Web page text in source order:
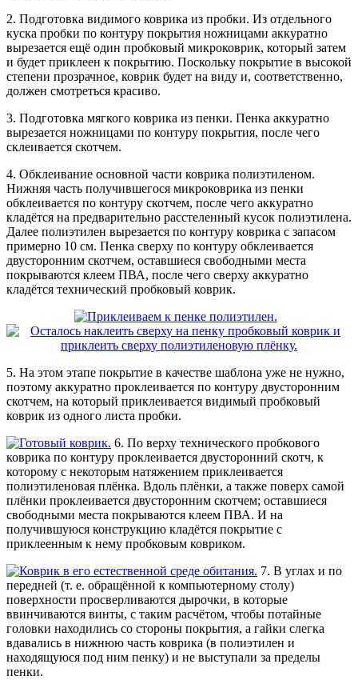
2. Подготовка видимого коврика из пробки. Из отдельного
куска пробки по контуру покрытия ножницами аккуратно
вырезается ещё один пробковый микроковрик, который затем
и будет приклеен к покрытию. Поскольку покрытие в высокой
степени прозрачное, коврик будет на виду и, соответственно,
должен смотреться красиво.
3. Подготовка мягкого коврика из пенки. Пенка аккуратно
вырезается ножницами по контуру покрытия, после чего
склеивается скотчем.
4. Обклеивание основной части коврика полиэтиленом.
Нижняя часть получившегося микроковрика из пенки
обклеивается по контуру скотчем, после чего аккуратно
кладётся на предварительно расстеленный кусок полиэтилена.
Далее полиэтилен вырезается по контуру коврика с запасом
примерно 10 см. Пенка сверху по контуру обклеивается
двусторонним скотчем, оставшиеся свободными места
покрываются клеем ПВА, после чего сверху аккуратно
кладётся технический пробковый коврик.
5. На этом этапе покрытие в качестве шаблона уже не нужно,
поэтому аккуратно проклеивается по контуру двусторонним
скотчем, на который приклеивается видимый пробковый
коврик из одного листа пробки.
6. По верху технического пробкового
коврика по контуру проклеивается двусторонний скотч, к
которому с некоторым натяжением приклеивается
полиэтиленовая плёнка. Вдоль плёнки, а также поверх самой
плёнки проклеивается двусторонним скотчем; оставшиеся
свободными места покрываются клеем ПВА. И на
получившуюся конструкцию кладётся покрытие с
приклеенным к нему пробковым ковриком.
7. В углах и по
передней (т. е. обращённой к компьютерному столу)
поверхности просверливаются дырочки, в которые
ввинчиваются винты, с таким расчётом, чтобы потайные
головки находились со стороны покрытия, а гайки слегка
вдавались в нижнюю часть коврика (в полиэтилен и
находящуюся под ним пенку) и не выступали за пределы
пенки.